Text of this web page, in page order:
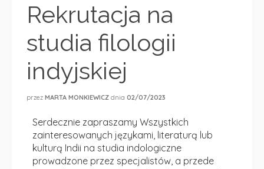
Rekrutacja na
studia filologii
indyjskiej
przez MARTA MONKIEWICZ dnia 02/07/2023
Serdecznie zapraszamy Wszystkich
zainteresowanych językami, literaturą lub
kulturą Indii na studia indologiczne
prowadzone przez specjalistów, a przede